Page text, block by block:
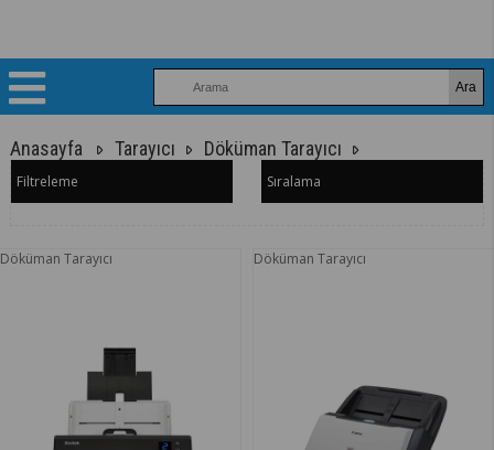
Anasayfa Tarayıcı Döküman Tarayıcı
Filtreleme Sıralama
Döküman Tarayıcı Döküman Tarayıcı